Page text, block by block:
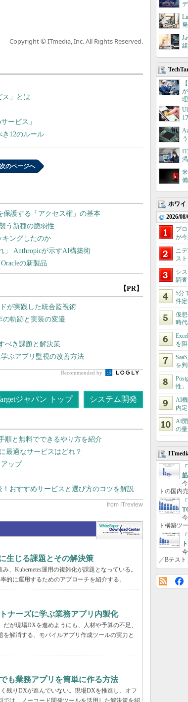
Copyright © ITmedia, Inc. All Rights Reserved.
ス」とは
ービス」
12のルール
次のページへ
【PR】
が実践した統合監視術
軌跡と実装の変遷
べき課題と解決策
ぶアプリ監視の改善方法
Recommended by
ジャパン トップ システム開発
順と無料でできるやり方を紹介
最適なサービスはどれ？
ップ
！おすすめサービスと選び方のコツを解説
生じる課題とその解決策
、Kubernetes運用の複雑化が課題となっている。
的に運用するためのアプローチを紹介する。
ナーズに学ぶ業務アプリ内製化
が現場DXを進めようにも、人材や予算の不足、
解消する、モバイルアプリ作成ツールの実力と
も業務アプリを簡単に作る方法
残りDXが進んでいない。現場DXを推進し、オフ
1
ホワイ
2026/
プ
が
ニ
ス
シ
調
5分
件
仮
時
を
を
性
AI
内
AI
の
トの国内
ト構築ツ
／Bテス